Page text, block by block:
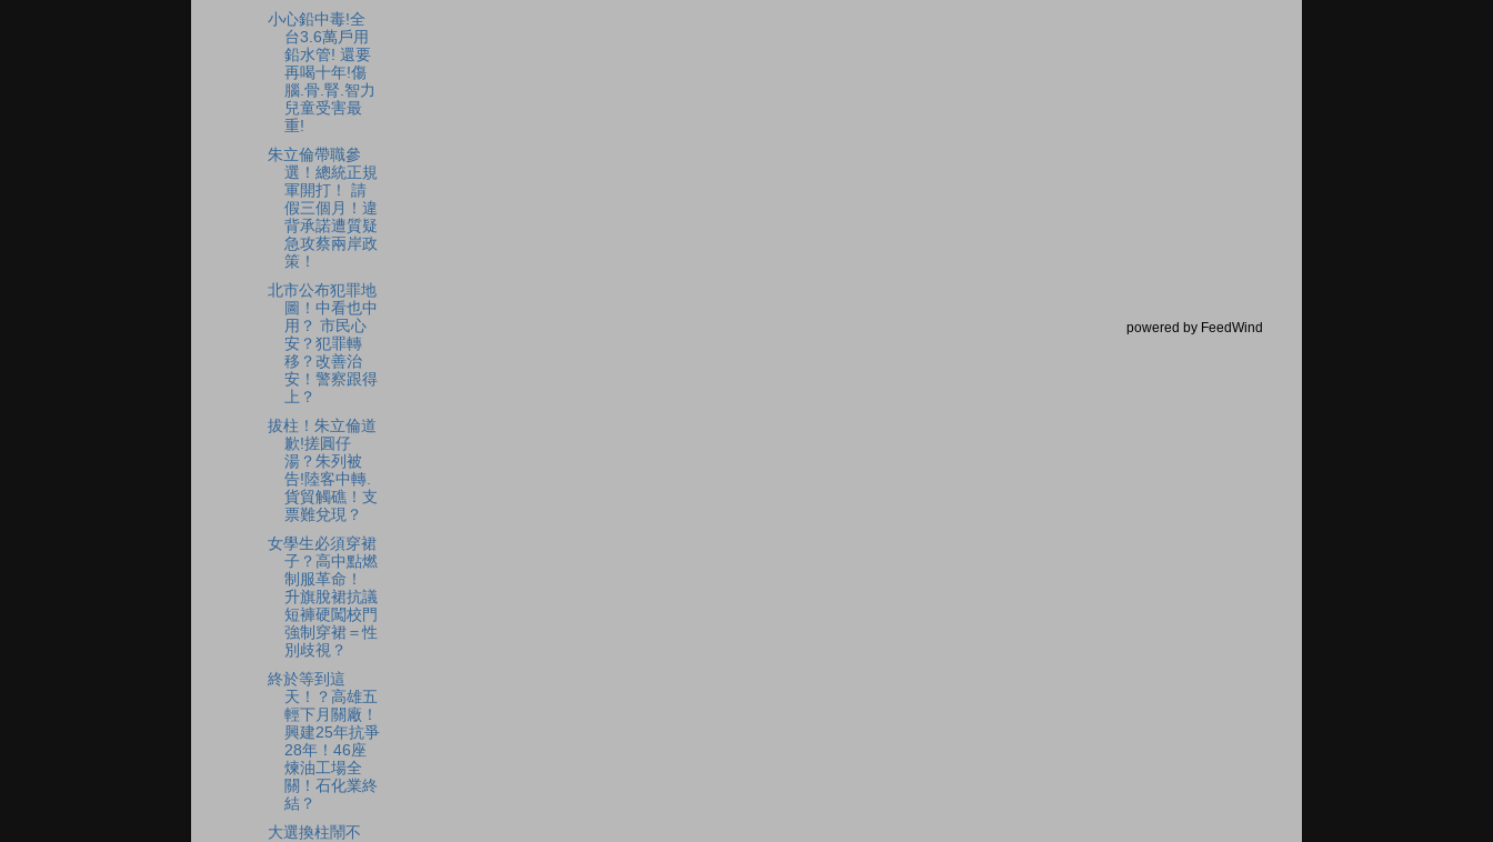
小心鉛中毒!全
台3.6萬戶用
鉛水管! 還要
再喝十年!傷
腦.骨.腎.智力
兒童受害最
重!
朱立倫帶職參
選！總統正規
軍開打！ 請
假三個月！違
背承諾遭質疑
急攻蔡兩岸政
策！
北市公布犯罪地
圖！中看也中
用？ 市民心
安？犯罪轉
移？改善治
安！警察跟得
上？
拔柱！朱立倫道
歉!搓圓仔
湯？朱列被
告!陸客中轉.
貨貿觸礁！支
票難兌現？
女學生必須穿裙
子？高中點燃
制服革命！
升旗脫裙抗議
短褲硬闖校門
強制穿裙＝性
別歧視？
終於等到這
天！？高雄五
輕下月關廠！
興建25年抗爭
28年！46座
煉油工場全
關！石化業終
結？
大選換柱鬧不
powered by FeedWind